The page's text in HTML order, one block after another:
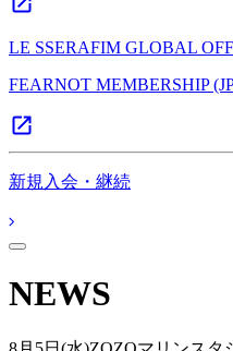
LE SSERAFIM GLOBAL
FEARNOT MEMBERSHIP
新規入会・継続
NEWS